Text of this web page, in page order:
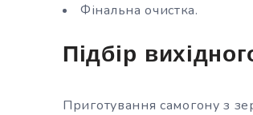
Фінальна очистка.
Підбір
Приготування самогону з